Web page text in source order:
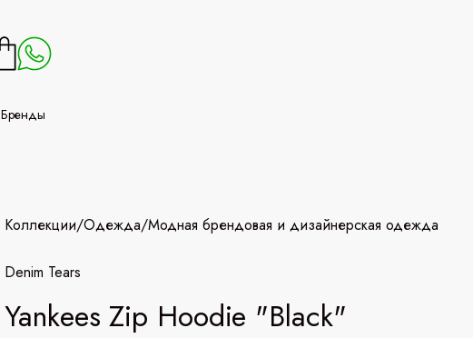
Бренды
Коллекции/Одежда/Модная брендовая и дизайнерская одежда
Denim Tears
Yankees Zip Hoodie "Black"